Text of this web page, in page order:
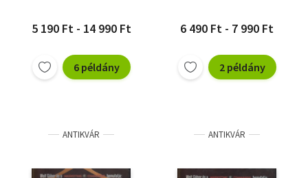
5 190 Ft - 14 990 Ft
6 példány
6 490 Ft - 7 990 Ft
2 példány
ANTIKVÁR ANTIKVÁR